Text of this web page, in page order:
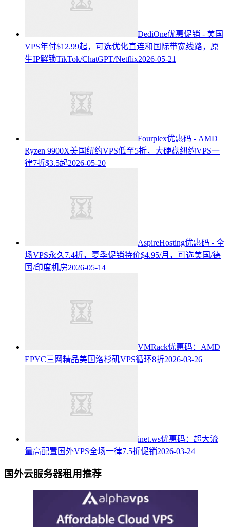
DediOne优惠促销 - 美国
VPS年付$12.99起，可选优化直连和国际带宽线路，原
生IP解锁TikTok/ChatGPT/Netflix2026-05-21
Fourplex优惠码 - AMD
Ryzen 9900X美国纽约VPS低至5折，大硬盘纽约VPS一
律7折$3.5起2026-05-20
AspireHosting优惠码 - 全
场VPS永久7.4折，夏季促销特价$4.95/月，可选美国/德
国/印度机房2026-05-14
VMRack优惠码：AMD
EPYC三网精品美国洛杉矶VPS循环8折2026-03-26
inet.ws优惠码：超大流
量高配置国外VPS全场一律7.5折促销2026-03-24
国外云服务器租用推荐